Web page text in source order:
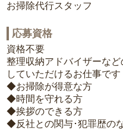
お掃除代行スタッフ
応募資格
資格不要
整理収納アドバイザーな
していただけるお仕事です
◆お掃除が得意な方
◆時間を守れる方
◆挨拶のできる方
◆反社との関与･犯罪歴の